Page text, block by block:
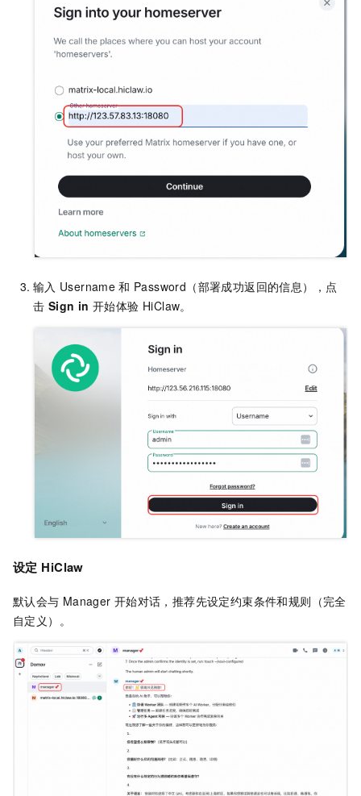
输入 Username 和 Password（部署成功返回的信息），点
击 Sign in 开始体验 HiClaw。
设定 HiClaw
默认会与 Manager 开始对话，推荐先设定约束条件和规则（完全
自定义）。